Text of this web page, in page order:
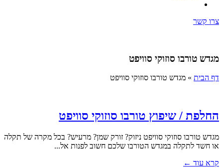
צרו קשר
מגדש טורבו סוזוקי סוויפט
דף הבית » מגדש טורבו סוזוקי סוויפט
החלפת / שיפוץ טורבו סוזוקי סוויפט
מגדש טורבו סוזוקי סוויפט ניזוק? זורק שמן? מרעיש? בכל מקרה של תקלה
או חשד לתקלה במגדש הטורבו שלכם חשוב לפנות אל...
קרא עוד ←